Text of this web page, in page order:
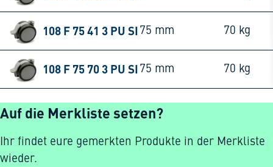
108 F 75 41 3 PU SI 75 mm 70 kg
108 F 75 70 3 PU SI 75 mm 70 kg
Auf die Merkliste setzen?
Ihr findet eure gemerkten Produkte in der Merkliste
wieder.